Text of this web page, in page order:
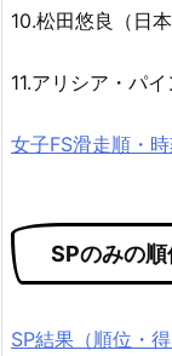
10.松田悠良（日
11.アリシア・パ
女子FS滑走順・
SPのみの
SP結果（順位・